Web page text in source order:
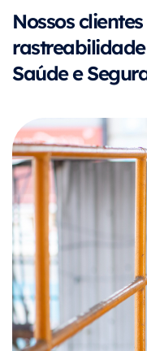
Nossos
rastreabilidade
Saúde e